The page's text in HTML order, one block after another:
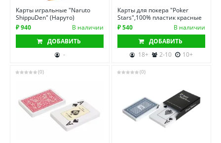
Карты игральные "Naruto
ShippuDen" (Наруто)
₽ 940
В наличии
ДОБАВИТЬ
-
Карты для покера "Poker
Stars",100% пластик красные
₽ 540
В наличии
ДОБАВИТЬ
18+
2-10 10+
(0) (0)